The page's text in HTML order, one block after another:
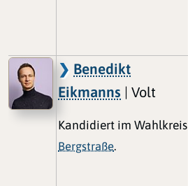
Benedikt
Eikmanns | Volt
Kandidiert im Wahlkreis
Bergstraße.